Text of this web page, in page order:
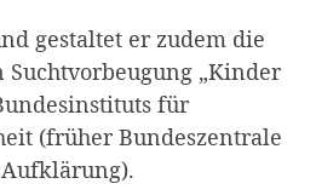
gestaltet er zudem die
„Kinder
für
(früher Bundeszentrale